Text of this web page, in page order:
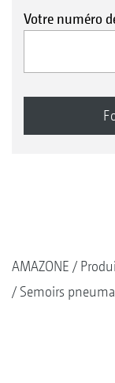
Votre numéro
AMAZONE
Semoirs